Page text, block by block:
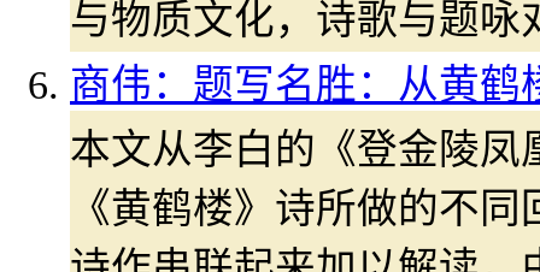
与物质文化，诗歌与题咏
商伟：题写名胜：从黄鹤
本文从李白的《登金陵
《黄鹤楼》诗所做的不